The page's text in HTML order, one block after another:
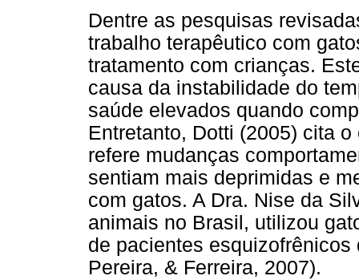
Dentre as pesquisas
trabalho terapêutico com
tratamento com crianças.
causa da instabilidade do
saúde elevados quando
Entretanto, Dotti (2005) cita
refere mudanças
sentiam mais deprimidas e
com gatos. A Dra. Nise da
animais no Brasil, utilizou
de pacientes
Pereira, & Ferreira, 2007).